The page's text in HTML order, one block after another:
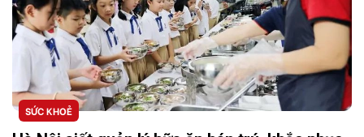
SỨC KHOẺ